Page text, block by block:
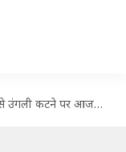
ये 5 घरेलू नुस्खे, जल्द ठीक होगा घाव